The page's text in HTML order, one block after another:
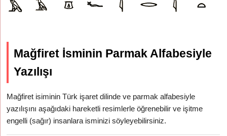
Mağfiret İsminin Parmak Alfabesiyle
Yazılışı
Mağfiret isiminin Türk işaret dilinde ve parmak alfabesiyle
yazılışını aşağıdaki hareketli resimlerle öğrenebilir ve işitme
engelli (sağır) insanlara isminizi söyleyebilirsiniz.